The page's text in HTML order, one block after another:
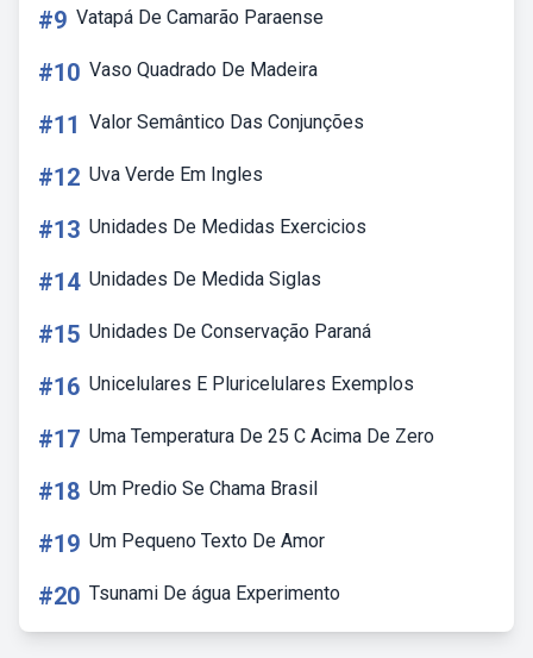
#9 Vatapá De Camarão Paraense
#10 Vaso Quadrado De Madeira
#11 Valor Semântico Das Conjunções
#12 Uva Verde Em Ingles
#13 Unidades De Medidas Exercicios
#14 Unidades De Medida Siglas
#15 Unidades De Conservação Paraná
#16 Unicelulares E Pluricelulares Exemplos
#17 Uma Temperatura De 25 C Acima De Zero
#18 Um Predio Se Chama Brasil
#19 Um Pequeno Texto De Amor
#20 Tsunami De água Experimento